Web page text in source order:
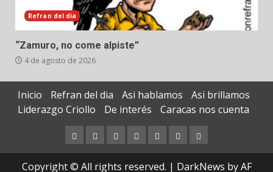
Refran del dia
“Zamuro, no come alpiste”
4 de agosto de 2026
Inicio Refran del dia Asi hablamos
Asi brillamos
Liderazgo Criollo
De interés Caracas nos cuenta
InicioRefran
del
dia
Asi
hablamos
Asi
brillamos
Liderazgo
Criollo
De
interés
Caracas
nos
cuenta
Copyright © All rights reserved. | DarkNews by AF